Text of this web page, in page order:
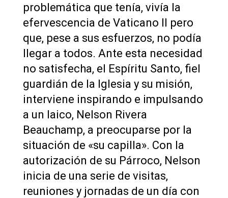
problemática que tenía, vivía la
efervescencia de Vaticano II pero
que, pese a sus esfuerzos, no podía
llegar a todos. Ante esta necesidad
no satisfecha, el Espíritu Santo, fiel
guardián de la Iglesia y su misión,
interviene inspirando e impulsando
a un laico, Nelson Rivera
Beauchamp, a preocuparse por la
situación de «su capilla». Con la
autorización de su Párroco, Nelson
inicia de una serie de visitas,
reuniones y jornadas de un día con